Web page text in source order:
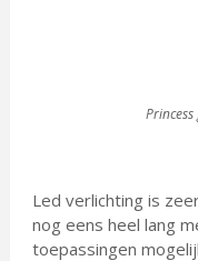
Led verlichting is
nog eens heel lang
toepassingen